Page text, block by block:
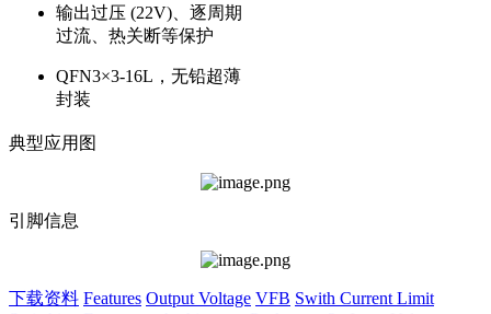
输出过压 (22V)、逐周期
过流、热关断等保护
QFN3×3-16L，无铅超薄
封装
典型应用图
引脚信息
下载资料 Features Output Voltage VFB Swith Current Limit